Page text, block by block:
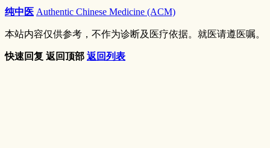
纯中医 Authentic Chinese Medicine (ACM)
本站内容仅供参考，不作为诊断及医疗依据。就医请遵医嘱。
快速回复 返回顶部 返回列表